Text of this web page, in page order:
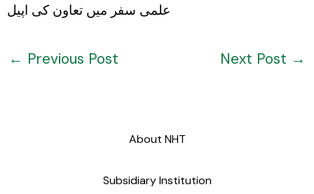
علمی سفر میں تعاون کی اپیل
← Previous Post Next Post →
About NHT
Subsidiary Institution